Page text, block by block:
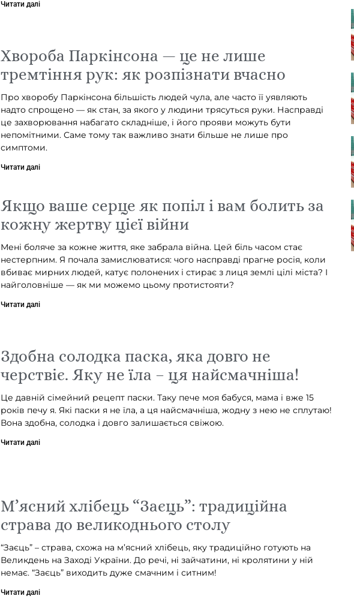
Читати далі
Хвороба Паркінсона — це не лише
тремтіння рук: як розпізнати вчасно
Про хворобу Паркінсона більшість людей чула, але часто її уявляють
надто спрощено — як стан, за якого у людини трясуться руки. Насправді
це захворювання набагато складніше, і його прояви можуть бути
непомітними. Саме тому так важливо знати більше не лише про
симптоми.
Читати далі
Якщо ваше серце як попіл і вам болить за
кожну жертву цієї війни
Мені боляче за кожне життя, яке забрала війна. Цей біль часом стає
нестерпним. Я почала замислюватися: чого насправді прагне росія, коли
вбиває мирних людей, катує полонених і стирає з лиця землі цілі міста? І
найголовніше — як ми можемо цьому протистояти?
Читати далі
Здобна солодка паска, яка довго не
черствіє. Яку не їла – ця найсмачніша!
Це давній сімейний рецепт паски. Таку пече моя бабуся, мама і вже 15
років печу я. Які паски я не їла, а ця найсмачніша, жодну з нею не сплутаю!
Вона здобна, солодка і довго залишається свіжою.
Читати далі
М’ясний хлібець “Заєць”: традиційна
страва до великоднього столу
“Заєць” – страва, схожа на м’ясний хлібець, яку традиційно готують на
Великдень на Заході України. До речі, ні зайчатини, ні кролятини у ній
немає. “Заєць” виходить дуже смачним і ситним!
Читати далі